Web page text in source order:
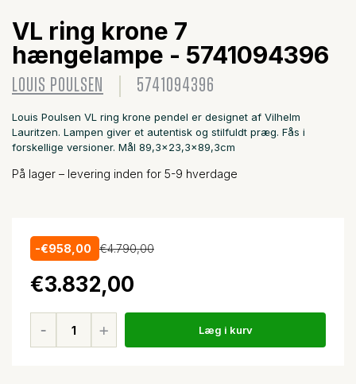
VL ring krone 7
hængelampe - 5741094396
LOUIS POULSEN 5741094396
Louis Poulsen VL ring krone pendel er designet af Vilhelm
Lauritzen. Lampen giver et autentisk og stilfuldt præg. Fås i
forskellige versioner. Mål 89,3x23,3x89,3cm
På lager – levering inden for 5-9 hverdage
-€958,00 €4.790,00
€3.832,00
Læg i kurv